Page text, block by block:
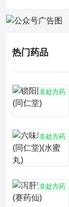
热门药品
非处方药
非处方药
非处方药